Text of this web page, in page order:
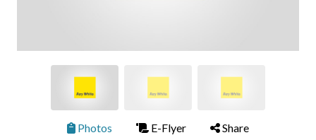
Photos E-Flyer Share